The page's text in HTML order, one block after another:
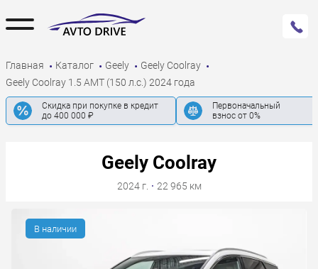
Главная Каталог Geely
Geely Coolray
Geely Coolray 1.5 AMT (150 л.с.) 2024 года
Скидка при покупке в кредит
до 400 000 ₽
Первоначальный
взнос от 0%
Geely Coolray
2024 г. · 22 965 км
В наличии